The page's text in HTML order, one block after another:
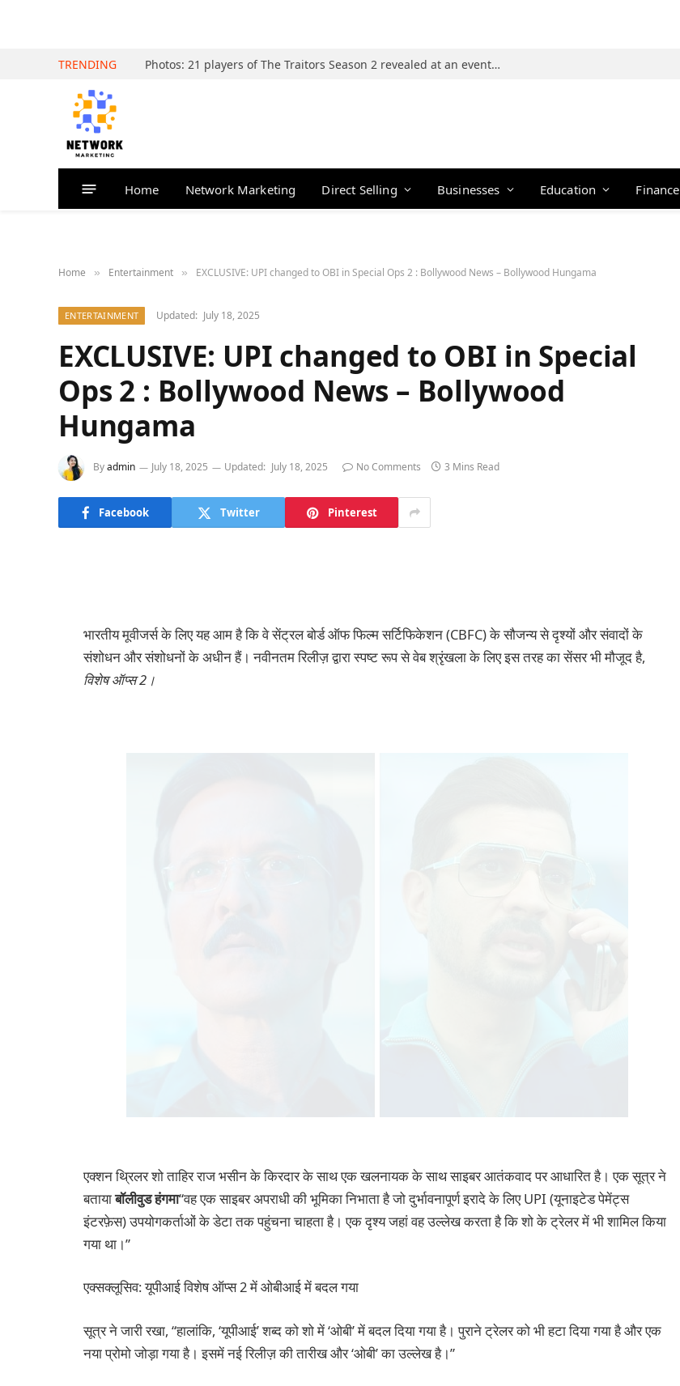
TRENDING Photos: 21 players of The Traitors Season 2 revealed at an event in Mumbai
Home Network Marketing Direct Selling Businesses Education Finance
Home » Entertainment » EXCLUSIVE: UPI changed to OBI in Special Ops 2 : Bollywood News – Bollywood Hungama
ENTERTAINMENT Updated: July 18, 2025
EXCLUSIVE: UPI changed to OBI in Special
Ops 2 : Bollywood News – Bollywood
Hungama
Byadmin July 18, 2025 Updated: July 18, 2025 No Comments 3 Mins Read
Facebook Twitter Pinterest
भारतीय मूवीजर्स के लिए यह आम है कि वे सेंट्रल बोर्ड ऑफ फिल्म सर्टिफिकेशन (CBFC) के सौजन्य से दृश्यों और संवादों के
संशोधन और संशोधनों के अधीन हैं। नवीनतम रिलीज़ द्वारा स्पष्ट रूप से वेब श्रृंखला के लिए इस तरह का सेंसर भी मौजूद है,
विशेष ऑप्स 2।
एक्शन थ्रिलर शो ताहिर राज भसीन के किरदार के साथ एक खलनायक के साथ साइबर आतंकवाद पर आधारित है। एक सूत्र ने
बतायाबॉलीवुड हंगमा“वह एक साइबर अपराधी की भूमिका निभाता है जो दुर्भावनापूर्ण इरादे के लिए UPI (यूनाइटेड पेमेंट्स
इंटरफ़ेस) उपयोगकर्ताओं के डेटा तक पहुंचना चाहता है। एक दृश्य जहां वह उल्लेख करता है कि शो के ट्रेलर में भी शामिल किया
गया था।”
एक्सक्लूसिव: यूपीआई विशेष ऑप्स 2 में ओबीआई में बदल गया
सूत्र ने जारी रखा, “हालांकि, ‘यूपीआई’ शब्द को शो में ‘ओबी’ में बदल दिया गया है। पुराने ट्रेलर को भी हटा दिया गया है और एक
नया प्रोमो जोड़ा गया है। इसमें नई रिलीज़ की तारीख और ‘ओबी’ का उल्लेख है।”